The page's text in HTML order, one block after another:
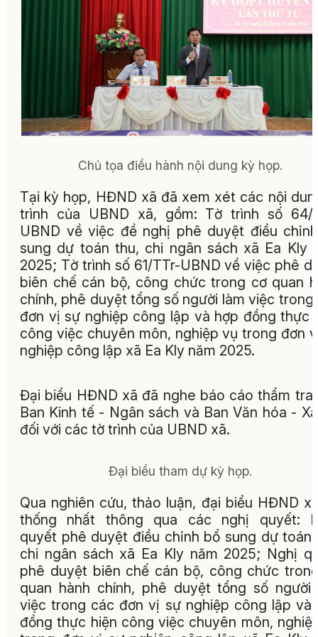
Chủ tọa điều hành nội dung kỳ họp.
Tại kỳ họp, HĐND xã đã xem xét các nội
trình của UBND xã, gồm: Tờ trình số 64/
UBND về việc đề nghị phê duyệt điều
sung dự toán thu, chi ngân sách xã Ea Kly
2025; Tờ trình số 61/TTr-UBND về việc phê
biên chế cán bộ, công chức trong cơ quan
chính, phê duyệt tổng số người làm việc trong
đơn vị sự nghiệp công lập và hợp đồng thực
công việc chuyên môn, nghiệp vụ trong đơn
nghiệp công lập xã Ea Kly năm 2025.
Đại biểu HĐND xã đã nghe báo cáo thẩm tra
Ban Kinh tế - Ngân sách và Ban Văn hóa -
đối với các tờ trình của UBND xã.
Đại biểu tham dự kỳ họp.
Qua nghiên cứu, thảo luận, đại biểu HĐND
thống nhất thông qua các nghị quyết:
quyết phê duyệt điều chỉnh bổ sung dự toán
chi ngân sách xã Ea Kly năm 2025; Nghị
phê duyệt biên chế cán bộ, công chức
quan hành chính, phê duyệt tổng số người
việc trong các đơn vị sự nghiệp công lập và
đồng thực hiện công việc chuyên môn,